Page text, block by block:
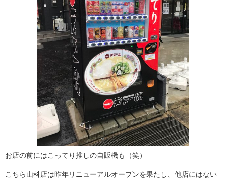
お店の前にはこってり推しの自販機も（笑）
こちら山科店は昨年リニューアルオープンを果たし、他店にはない